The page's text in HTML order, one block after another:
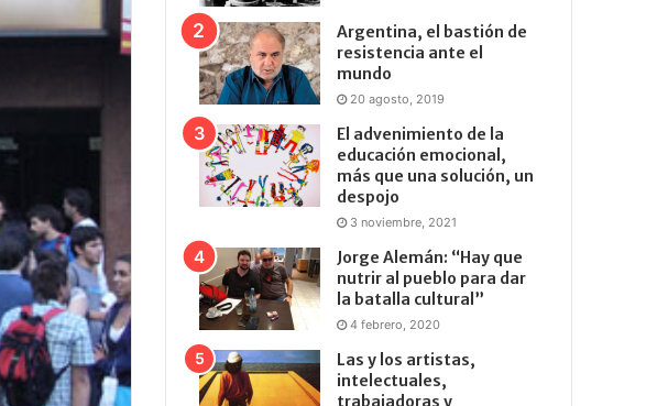
Argentina, el bastión de
resistencia ante el
mundo
20 agosto, 2019
El advenimiento de la
educación emocional,
más que una solución, un
despojo
3 noviembre, 2021
Jorge Alemán: “Hay que
nutrir al pueblo para dar
la batalla cultural”
4 febrero, 2020
Las y los artistas,
intelectuales,
trabajadoras y